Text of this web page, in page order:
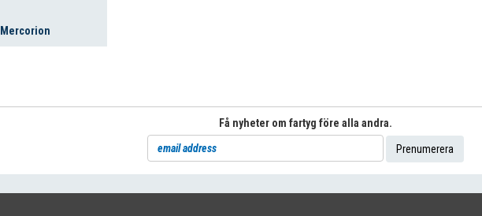
Mercorion
Få nyheter om fartyg före alla andra.